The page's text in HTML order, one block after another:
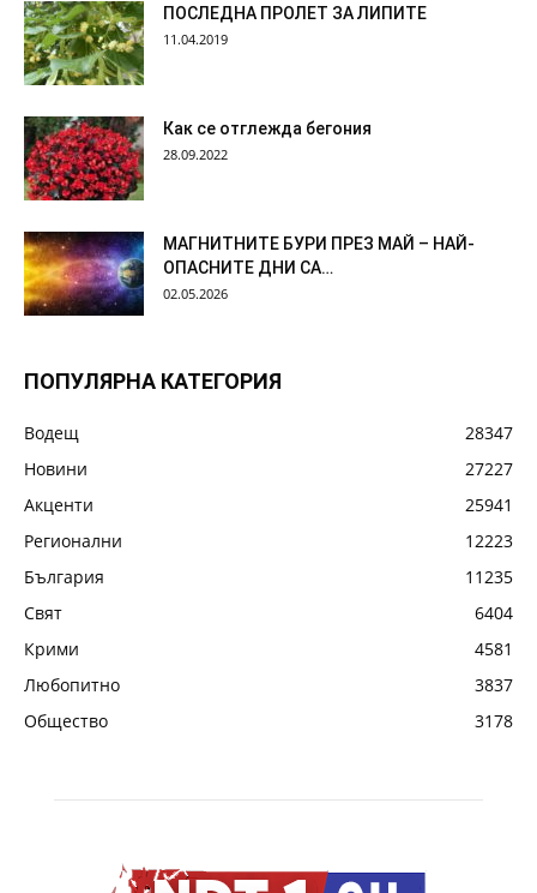
ПОСЛЕДНА ПРОЛЕТ ЗА ЛИПИТЕ
11.04.2019
Как се отглежда бегония
28.09.2022
МАГНИТНИТЕ БУРИ ПРЕЗ МАЙ – НАЙ-
ОПАСНИТЕ ДНИ СА…
02.05.2026
ПОПУЛЯРНА КАТЕГОРИЯ
Водещ
28347
Новини
27227
Акценти
25941
Регионални
12223
България
11235
Свят
6404
Крими
4581
Любопитно
3837
Общество
3178